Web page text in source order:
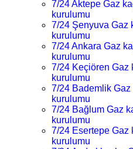
7/24 Aktepe Gaz
kurulumu
7/24 Şenyuva Gaz
kurulumu
7/24 Ankara Gaz
kurulumu
7/24 Keçiören Gaz
kurulumu
7/24 Bademlik Gaz
kurulumu
7/24 Bağlum Gaz
kurulumu
7/24 Esertepe Gaz
kurulumu